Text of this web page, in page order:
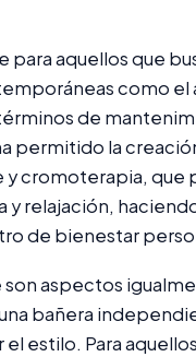
aquellos que
como el
de
permitido la
y cromoterapia,
relajación,
de bienestar
son aspectos
bañera
estilo. Para